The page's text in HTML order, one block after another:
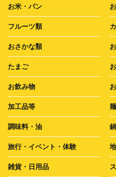
お米・パン
フルーツ類
おさかな類
たまご
お飲み物
加工品等
調味料・油
旅行・イベント・体験
雑貨・日用品